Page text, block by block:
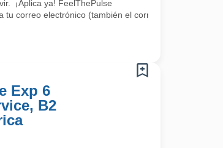
¡Aplica ya! FeelThePulse
tu correo electrónico (también el correo no deseado)
Exp 6
B2